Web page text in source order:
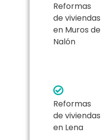
Reformas
de viviendas
en Muros de
Nalón
Reformas
de viviendas
en Lena